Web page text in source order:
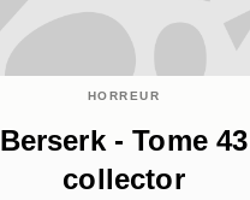
HORREUR
Berserk - Tome 43
collector